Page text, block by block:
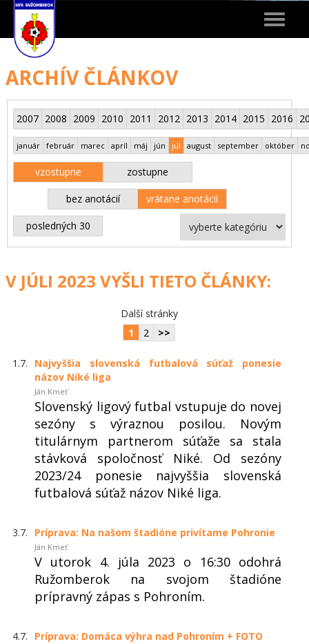
Toggle
ARCHÍV ČLÁNKOV
2007 2008 2009 2010 2011 2012 2013 2014 2015 2016
január február marec apríl máj jún júl august september október
vzostupne zostupne
bez anotácií vrátane anotácií
posledných 30
V JÚLI 2023 VYŠLI TIETO ČLÁNKY:
Další stránky
1
2 >>
1.7.
Najvyššia slovenská futbalová súťaž ponesie
názov Niké liga
Ján Kmeť
Slovenský ligový futbal vstupuje do novej
sezóny s výraznou posilou. Novým
titulárnym partnerom súťaže sa stala
stávková spoločnosť Niké. Od sezóny
2023/24 ponesie najvyššia slovenská
futbalová súťaž názov Niké liga.
3.7. Príprava: Na našom štadióne privítame Pohronie
Ján Kmeť
V utorok 4. júla 2023 o 16:30 odohrá
Ružomberok na svojom štadióne
prípravný zápas s Pohroním.
4.7. Príprava: Domáca výhra nad Pohroním + FOTO